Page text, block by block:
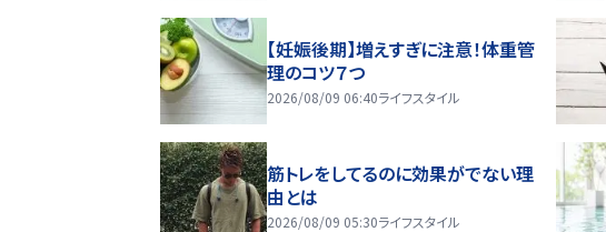
【妊娠後期】増えすぎに注意！体重管
理のコツ７つ
2026/08/09 06:40ライフスタイル
筋トレをしてるのに効果がでない理
由とは
2026/08/09 05:30ライフスタイル